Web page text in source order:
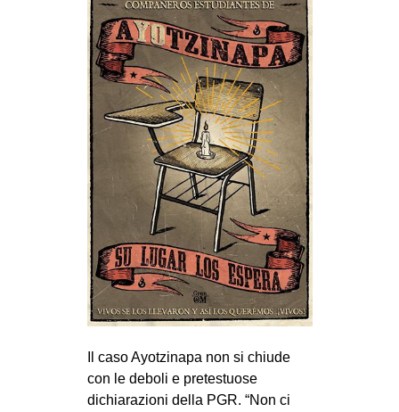
Il caso Ayotzinapa non si chiude
con le deboli e pretestuose
dichiarazioni della PGR. “Non ci